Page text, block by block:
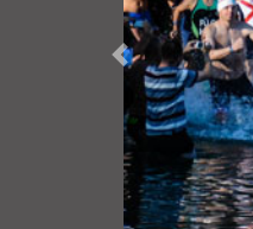
Előző